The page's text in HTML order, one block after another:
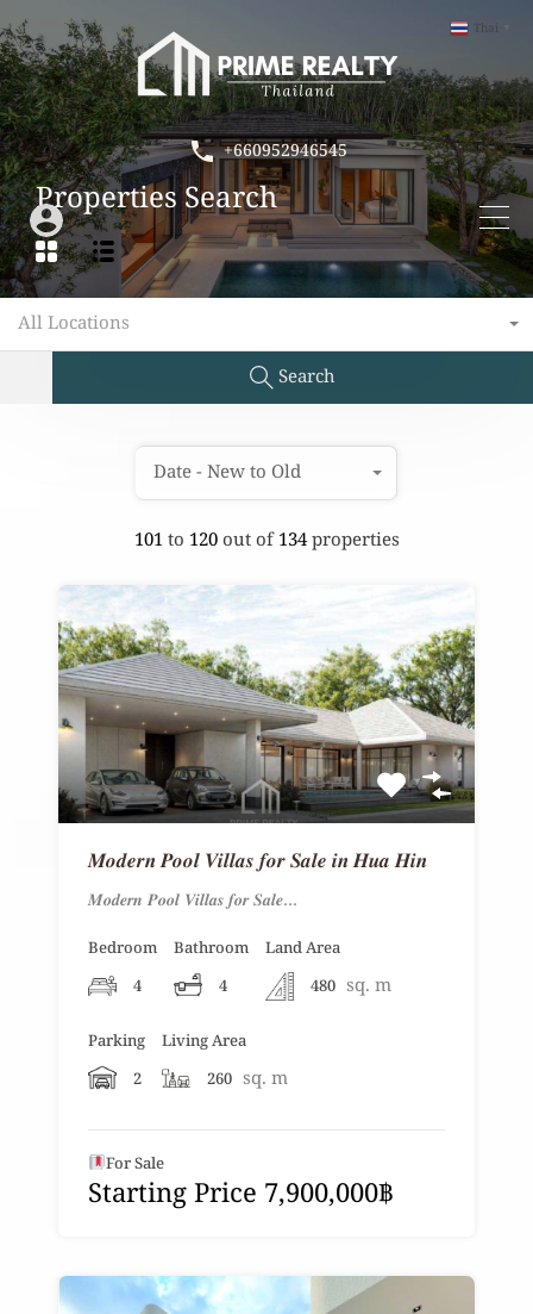
+660952946545
Properties Search
All Locations
Search
101to 120out of134properties
Date - New to Old
𝑴𝒐𝒅𝒆𝒓𝒏 𝑷𝒐𝒐𝒍 𝑽𝒊𝒍𝒍𝒂𝒔 𝒇𝒐𝒓 𝑺𝒂𝒍𝒆 𝒊𝒏 𝑯𝒖𝒂 𝑯𝒊𝒏
𝑴𝒐𝒅𝒆𝒓𝒏 𝑷𝒐𝒐𝒍 𝑽𝒊𝒍𝒍𝒂𝒔 𝒇𝒐𝒓 𝑺𝒂𝒍𝒆…
Bedroom
4
Bathroom
4
Land Area
480 sq. m
Parking
2
Living Area
260 sq. m
For Sale
Starting Price 7,900,000฿
Thai